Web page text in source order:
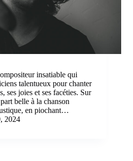
insatiable qui
talentueux pour chanter
ses joies et ses facéties. Sur
belle à la chanson
en piochant…
2024